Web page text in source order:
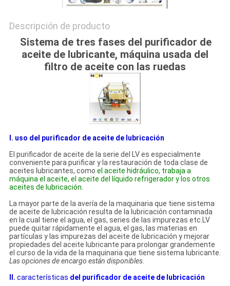
Descripción de producto
Sistema de tres fases del purificador de
aceite de lubricante, máquina usada del
filtro de aceite con las ruedas
I. uso del purificador de aceite de lubricación
El purificador de aceite de la serie del LV es especialmente
conveniente para purificar y la restauración de toda clase de
aceites lubricantes, como el aceite hidráulico, trabaja a
máquina el aceite, el aceite del líquido refrigerador y los otros
aceites de lubricación.
La mayor parte de la avería de la maquinaria que tiene sistema
de aceite de lubricación resulta de la lubricación contaminada
en la cual tiene el agua, el gas, series de las impurezas etc.LV
puede quitar rápidamente el agua, el gas, las materias en
partículas y las impurezas del aceite de lubricación y mejorar
propiedades del aceite lubricante para prolongar grandemente
el curso de la vida de la maquinaria que tiene sistema lubricante.
Las opciones de encargo están disponibles.
II. características del purificador de aceite de lubricación